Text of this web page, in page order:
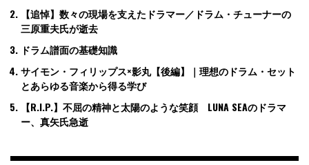
【追悼】数々の現場を支えたドラマー／ドラム・チューナーの
三原重夫氏が逝去
ドラム譜面の基礎知識
サイモン・フィリップス×影丸【後編】｜理想のドラム・セット
とあらゆる音楽から得る学び
【R.I.P.】不屈の精神と太陽のような笑顔 LUNA SEAのドラマ
ー、真矢氏急逝